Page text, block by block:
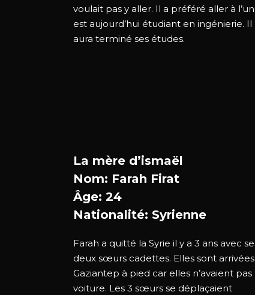
voulait pas y aller. Il a préféré aller à
est aujourd’hui étudiant en ingénierie.
aura terminé ses études.
La mère d’ismaël
Nom: Farah Firat
Âge: 24
Nationalité: Syrienne
Farah a quitté la Syrie il y a 3 ans avec
deux sœurs cadettes. Elles sont
Gaziantep à pied car elles n’avaient pas
voiture. Les 3 sœurs se déplaçaient